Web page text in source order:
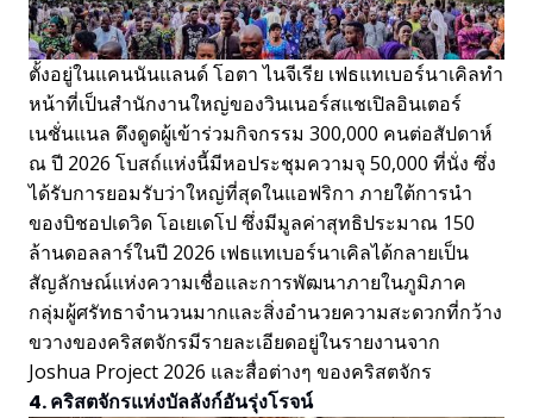
ตั้งอยู่ในแคนนันแลนด์ โอตา ไนจีเรีย เฟธแทเบอร์นาเคิลทำ
หน้าที่เป็นสำนักงานใหญ่ของวินเนอร์สแชเปิลอินเตอร์
เนชั่นแนล ดึงดูดผู้เข้าร่วมกิจกรรม 300,000 คนต่อสัปดาห์
ณ ปี 2026 โบสถ์แห่งนี้มีหอประชุมความจุ 50,000 ที่นั่ง ซึ่ง
ได้รับการยอมรับว่าใหญ่ที่สุดในแอฟริกา ภายใต้การนำ
ของบิชอปเดวิด โอเยเดโป ซึ่งมีมูลค่าสุทธิประมาณ 150
ล้านดอลลาร์ในปี 2026 เฟธแทเบอร์นาเคิลได้กลายเป็น
สัญลักษณ์แห่งความเชื่อและการพัฒนาภายในภูมิภาค
กลุ่มผู้ศรัทธาจำนวนมากและสิ่งอำนวยความสะดวกที่กว้าง
ขวางของคริสตจักรมีรายละเอียดอยู่ในรายงานจาก
Joshua Project 2026 และสื่อต่างๆ ของคริสตจักร
4. คริสตจักรแห่งบัลลังก์อันรุ่งโรจน์